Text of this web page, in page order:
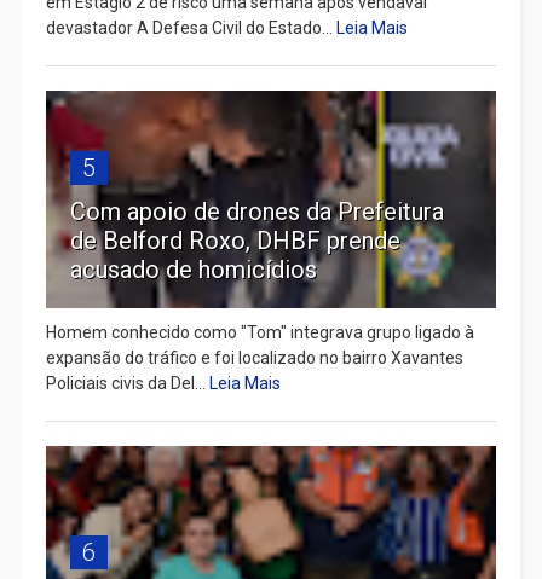
devastador A Defesa Civil do Estado... Leia Mais
5
Com apoio de drones da Prefeitura
de Belford Roxo, DHBF prende
acusado de homicídios
Homem conhecido como "Tom" integrava grupo ligado à
expansão do tráfico e foi localizado no bairro Xavantes
Policiais civis da Del... Leia Mais
6